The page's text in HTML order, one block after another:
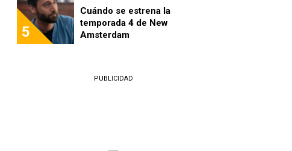
5
Cuándo se estrena la
temporada 4 de New
Amsterdam
PUBLICIDAD